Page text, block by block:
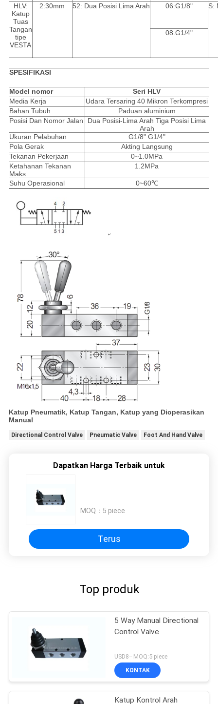
HLV:
Katup
Tuas
Tangan
tipe
VESTA
2:30mm 52: Dua Posisi Lima Arah 06:G1/8" S:
08:G1/4"
SPESIFIKASI
Model nomor
Seri HLV
Media Kerja
Udara Tersaring 40 Mikron Terkompresi
Bahan Tubuh
Paduan aluminium
Posisi Dan Nomor Jalan
Dua Posisi-Lima Arah Tiga Posisi Lima
Arah
Ukuran Pelabuhan
G1/8" G1/4"
Pola Gerak
Akting Langsung
Tekanan Pekerjaan
0~1.0MPa
Ketahanan Tekanan
Maks.
1.2MPa
Suhu Operasional 0~60℃
Katup Pneumatik, Katup Tangan, Katup yang Dioperasikan
Manual
Directional Control Valve Pneumatic Valve Foot And Hand Valve
Dapatkan Harga Terbaik untuk
MOQ： 5 piece
Terus
Top produk
5 Way Manual Directional
Control Valve
USD8-- MOQ:5 piece
KONTAK
Katup Kontrol Arah